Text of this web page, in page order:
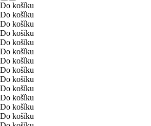
Do košíku
Do košíku
Do košíku
Do košíku
Do košíku
Do košíku
Do košíku
Do košíku
Do košíku
Do košíku
Do košíku
Do košíku
Do košíku